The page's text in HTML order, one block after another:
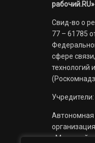
рабочий.RU»
Свид-во о
77 – 61785
сфере
технологий
Учредители:
«Миасский